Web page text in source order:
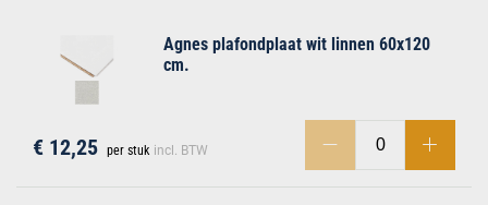
Agnes plafondplaat wit linnen 60x120
cm.
€ 12,25 per stuk incl. BTW